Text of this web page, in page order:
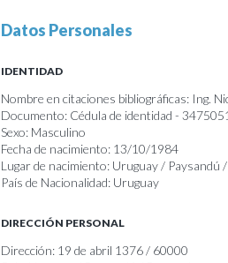
Datos Personales
IDENTIDAD
Nombre en citaciones bibliográficas: Ing.
Documento: Cédula de identidad -
Sexo: Masculino
Fecha de nacimiento: 13/10/1984
Lugar de nacimiento: Uruguay / Paysandú
País de Nacionalidad: Uruguay
DIRECCIÓN PERSONAL
Dirección: 19 de abril 1376 / 60000